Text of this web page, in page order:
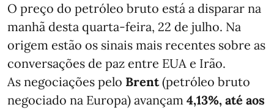
O preço do petróleo bruto está a disparar na
manhã desta quarta-feira, 22 de julho. Na
origem estão os sinais mais recentes sobre as
conversações de paz entre EUA e Irão.
As negociações pelo Brent(petróleo bruto
negociado na Europa) avançam 4,13%, até aos